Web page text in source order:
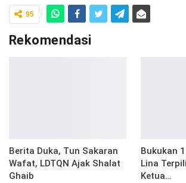
95
Rekomendasi
Berita Duka, Tun Sakaran
Wafat, LDTQN Ajak Shalat
Ghaib
Bukukan
Lina
Ketua…